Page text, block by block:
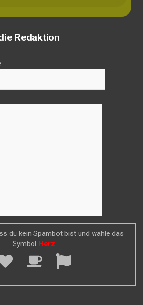
Redaktion
du kein Spambot bist und wähle das
Symbol Herz.